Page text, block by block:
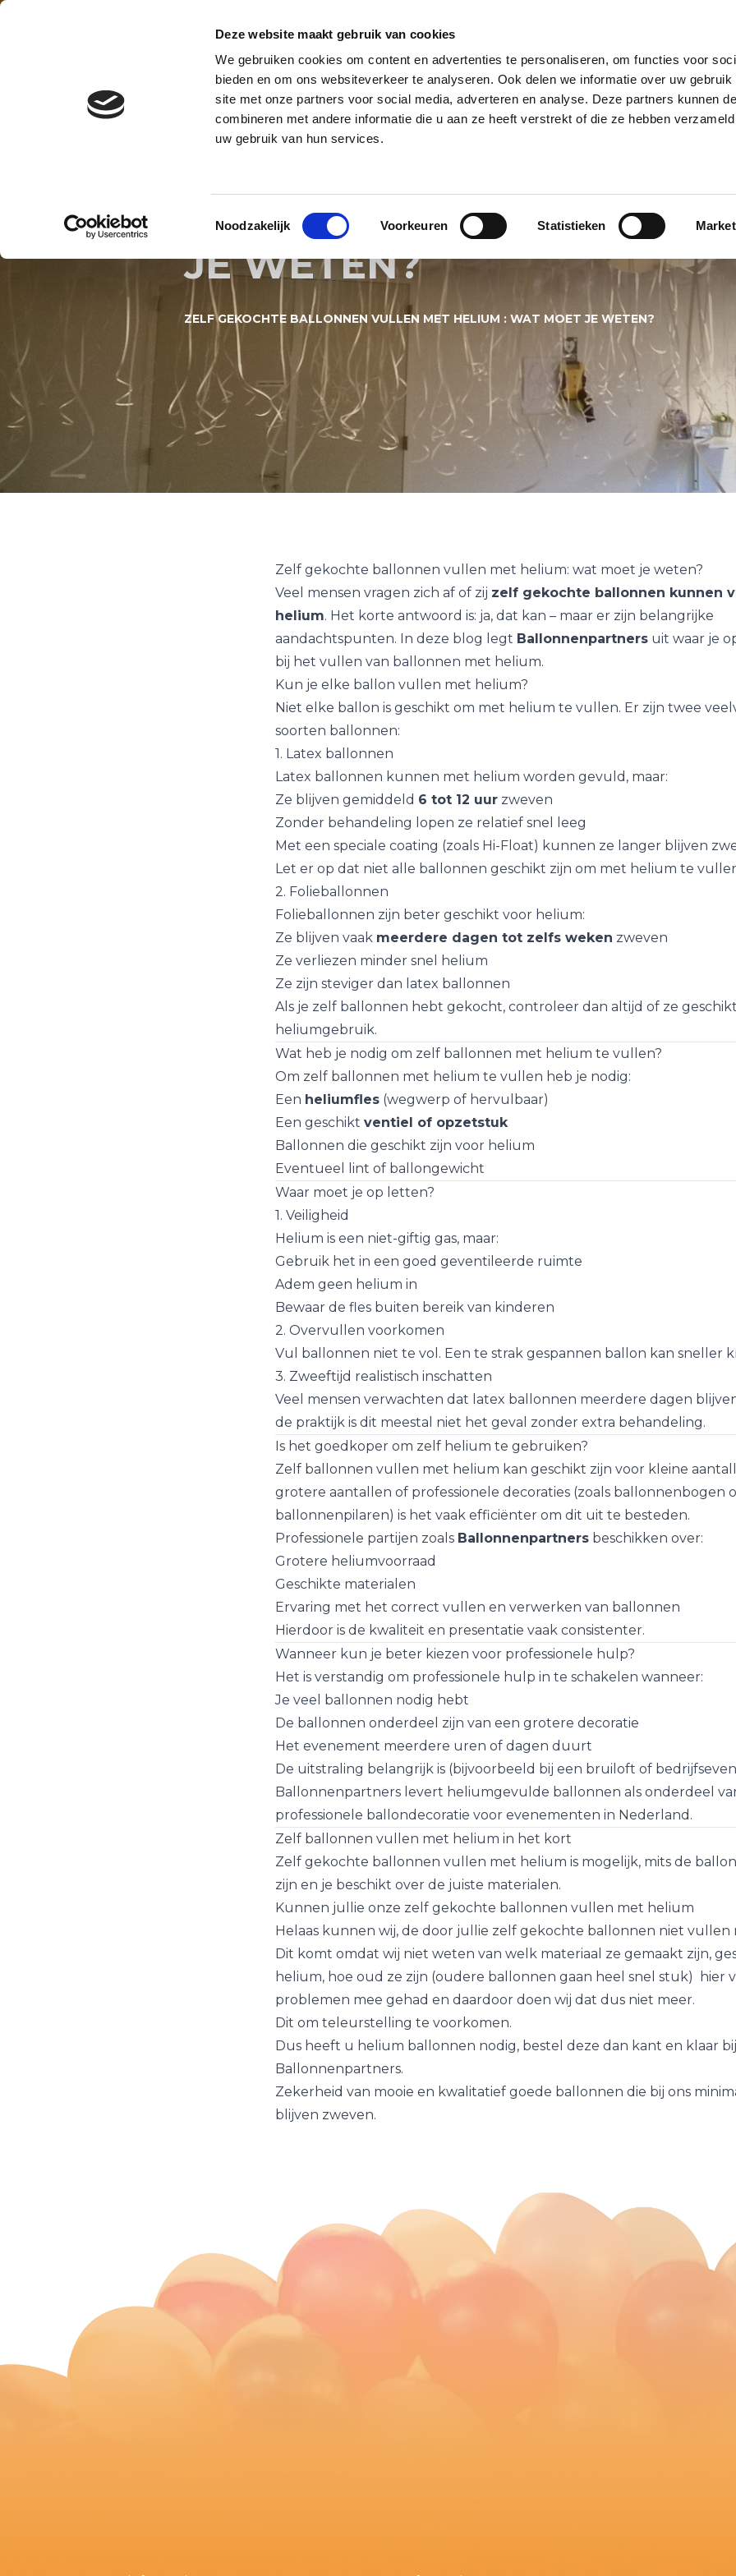
Deze website maakt gebruik van cookies
We gebruiken cookies om content en advertenties te personaliseren, om functies voor
bieden en om ons websiteverkeer te analyseren. Ook delen we informatie over uw gebruik
site met onze partners voor social media, adverteren en analyse. Deze partners kunnen
combineren met andere informatie die u aan ze heeft verstrekt of die ze hebben
uw gebruik van hun services.
Toestemmingsselectie
Noodzakelijk Voorkeuren Statistieken
BALLONNENBOOGBALLONNENPILAARHELIUM BALLONNENHELIUM BALLON TROSSEN
BALLONNEN DECORATIES SPECIALS BALLONNEN BEZORGSERVICE BALLON KLEUREN
ZELF GEKOCHTE
VULLEN MET HELIUM :
JE WETEN?
ZELF GEKOCHTE BALLONNEN VULLEN MET HELIUM : WAT MOET JE WETEN?
Zelf gekochte ballonnen vullen met helium: wat moet je weten?
Veel mensen vragen zich af of zij zelf gekochte ballonnen kunnen
helium. Het korte antwoord is: ja, dat kan – maar er zijn belangrijke
aandachtspunten. In deze blog legt Ballonnenpartnersuit waar je
bij het vullen van ballonnen met helium.
Kun je elke ballon vullen met helium?
Niet elke ballon is geschikt om met helium te vullen. Er zijn twee
soorten ballonnen:
1. Latex ballonnen
Latex ballonnen kunnen met helium worden gevuld, maar:
Ze blijven gemiddeld 6 tot 12 uurzweven
Zonder behandeling lopen ze relatief snel leeg
Met een speciale coating (zoals Hi-Float) kunnen ze langer blijven
Let er op dat niet alle ballonnen geschikt zijn om met helium te
2. Folieballonnen
Folieballonnen zijn beter geschikt voor helium:
Ze blijven vaak meerdere dagen tot zelfs weken zweven
Ze verliezen minder snel helium
Ze zijn steviger dan latex ballonnen
Als je zelf ballonnen hebt gekocht, controleer dan altijd of ze
heliumgebruik.
Wat heb je nodig om zelf ballonnen met helium te vullen?
Om zelf ballonnen met helium te vullen heb je nodig:
Een heliumfles(wegwerp of hervulbaar)
Een geschikt ventiel of opzetstuk
Ballonnen die geschikt zijn voor helium
Eventueel lint of ballongewicht
Waar moet je op letten?
1. Veiligheid
Helium is een niet-giftig gas, maar:
Gebruik het in een goed geventileerde ruimte
Adem geen helium in
Bewaar de fles buiten bereik van kinderen
2. Overvullen voorkomen
Vul ballonnen niet te vol. Een te strak gespannen ballon kan sneller
3. Zweeftijd realistisch inschatten
Veel mensen verwachten dat latex ballonnen meerdere dagen
de praktijk is dit meestal niet het geval zonder extra behandeling.
Is het goedkoper om zelf helium te gebruiken?
Zelf ballonnen vullen met helium kan geschikt zijn voor kleine
grotere aantallen of professionele decoraties (zoals ballonnenbogen
ballonnenpilaren) is het vaak efficiënter om dit uit te besteden.
Professionele partijen zoals Ballonnenpartnersbeschikken over:
Grotere heliumvoorraad
Geschikte materialen
Ervaring met het correct vullen en verwerken van ballonnen
Hierdoor is de kwaliteit en presentatie vaak consistenter.
Wanneer kun je beter kiezen voor professionele hulp?
Het is verstandig om professionele hulp in te schakelen wanneer:
Je veel ballonnen nodig hebt
De ballonnen onderdeel zijn van een grotere decoratie
Het evenement meerdere uren of dagen duurt
De uitstraling belangrijk is (bijvoorbeeld bij een bruiloft of
Ballonnenpartners levert heliumgevulde ballonnen als onderdeel
professionele ballondecoratie voor evenementen in Nederland.
Zelf ballonnen vullen met helium in het kort
Zelf gekochte ballonnen vullen met helium is mogelijk, mits de
zijn en je beschikt over de juiste materialen.
Kunnen jullie onze zelf gekochte ballonnen vullen met helium
Helaas kunnen wij, de door jullie zelf gekochte ballonnen niet vullen
Dit komt omdat wij niet weten van welk materiaal ze gemaakt zijn,
helium, hoe oud ze zijn (oudere ballonnen gaan heel snel stuk) hier
problemen mee gehad en daardoor doen wij dat dus niet meer.
Dit om teleurstelling te voorkomen.
Dus heeft u helium ballonnen nodig, bestel deze dan kant en klaar bij
Ballonnenpartners.
Zekerheid van mooie en kwalitatief goede ballonnen die bij ons
blijven zweven.